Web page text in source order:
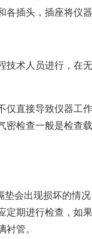
插头，插座将仪
术人员进行，在
直接导致仪器工
检查一般是检查
会出现损坏的情
期进行检查，如
衬管。